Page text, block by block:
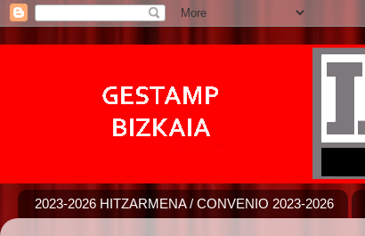
2023-2026 HITZARMENA / CONVENIO 2023-2026